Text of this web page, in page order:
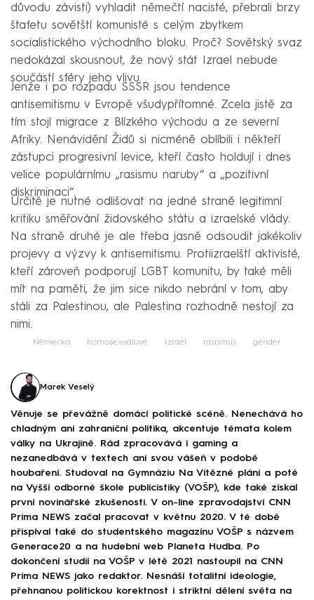
důvodu závisti) vyhladit němečtí nacisté, přebrali brzy
štafetu sovětští komunisté s celým zbytkem
socialistického východního bloku. Proč? Sovětský svaz
nedokázal skousnout, že nový stát Izrael nebude
součástí sféry jeho vlivu.
Jenže i po rozpadu SSSR jsou tendence
antisemitismu v Evropě všudypřítomné. Zcela jistě za
tím stojí migrace z Blízkého východu a ze severní
Afriky. Nenávidění Židů si nicméně oblíbili i někteří
zástupci progresivní levice, kteří často holdují i dnes
velice populárnímu „rasismu naruby“ a „pozitivní
diskriminaci“.
Určitě je nutné odlišovat na jedné straně legitimní
kritiku směřování židovského státu a izraelské vlády.
Na straně druhé je ale třeba jasně odsoudit jakékoliv
projevy a výzvy k antisemitismu. Protiizraelští aktivisté,
kteří zároveň podporují LGBT komunitu, by také měli
mít na paměti, že jim sice nikdo nebrání v tom, aby
stáli za Palestinou, ale Palestina rozhodně nestojí za
nimi.
Německo homosexuálové Izrael rasismus gender
Marek Veselý
Věnuje se převážně domácí politické scéně. Nenechává ho
chladným ani zahraniční politika, akcentuje témata kolem
války na Ukrajině. Rád zpracovává i gaming a
nezanedbává v textech ani svou vášeň v podobě
houbaření. Studoval na Gymnáziu Na Vítězné pláni a poté
na Vyšší odborné škole publicistiky (VOŠP), kde také získal
první novinářské zkušenosti. V on-line zpravodajství CNN
Prima NEWS začal pracovat v květnu 2020. V té době
přispíval také do studentského magazínu VOŠP s názvem
Generace20 a na hudební web Planeta Hudba. Po
dokončení studií na VOŠP v létě 2021 nastoupil na CNN
Prima NEWS jako redaktor. Nesnáší totalitní ideologie,
přehnanou politickou korektnost i striktní dělení světa na